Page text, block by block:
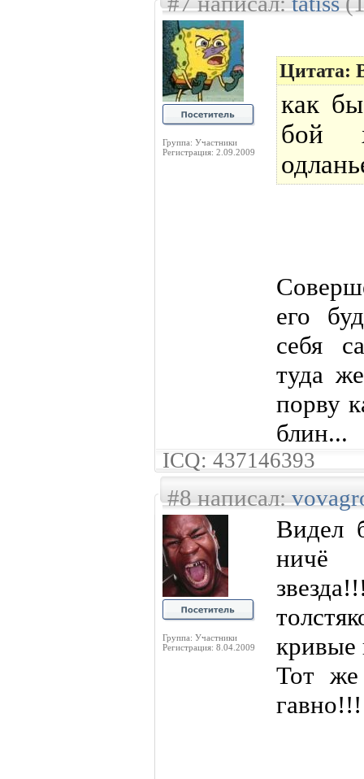
Группа: Участники
Регистрация: 2.09.2009
Цитата:
как
бой
его
себя
туда
порву
блин...
ICQ: 437146393
#8 написал:
Группа: Участники
Регистрация: 8.04.2009
Видел
Тот же
гавно!!!